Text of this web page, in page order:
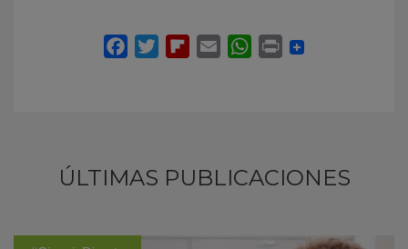
ÚLTIMAS PUBLICACIONES